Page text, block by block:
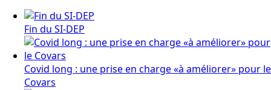
Fin du SI-DEP
Covid long : une prise en charge «à améliorer» pour le
Covars